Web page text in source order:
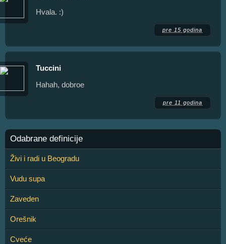
Hvala. :)
pre 15 godina
Tuccini
Hahah, dobroe
pre 11 godina
Odabrane definicije
Živi i radi u Beogradu
Vudu supa
Zaveden
Orešnik
Cveće